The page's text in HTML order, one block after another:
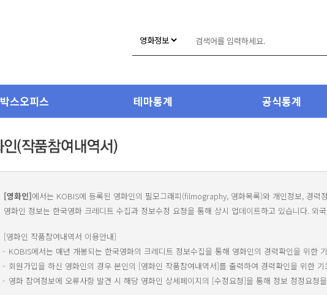
박스오피스 테마통계 공식통계
[영화인]에서는 KOBIS에 등록된 영화인의 필모그래피(filmography, 영화목록)와 개인정보, 경력
영화인 정보는 한국영화 크레디트 수집과 정보수정 요청을 통해 상시 업데이트하고 있습니다. 외
[영화인 작품참여내역서 이용안내]
KOBIS에서는 매년 개봉되는 한국영화의 크레디트 정보수집을 통해 영화인의 경력확인을 위한
회원가입을 하신 영화인의 경우 본인의 [영화인 작품참여내역서]를 출력하여 경력확인을 위한
영화 참여정보에 오류사항 발견 시 해당 영화인 상세페이지의 [수정요청]을 통해 정보 정정요청